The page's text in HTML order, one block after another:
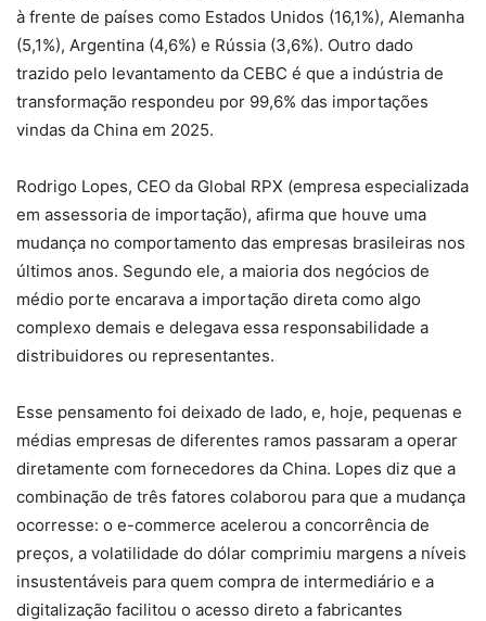
à frente de países como Estados Unidos (16,1%), Alemanha
(5,1%), Argentina (4,6%) e Rússia (3,6%). Outro dado
trazido pelo levantamento da CEBC é que a indústria de
transformação respondeu por 99,6% das importações
vindas da China em 2025.
Rodrigo Lopes, CEO da Global RPX (empresa especializada
em assessoria de importação), afirma que houve uma
mudança no comportamento das empresas brasileiras nos
últimos anos. Segundo ele, a maioria dos negócios de
médio porte encarava a importação direta como algo
complexo demais e delegava essa responsabilidade a
distribuidores ou representantes.
Esse pensamento foi deixado de lado, e, hoje, pequenas e
médias empresas de diferentes ramos passaram a operar
diretamente com fornecedores da China. Lopes diz que a
combinação de três fatores colaborou para que a mudança
ocorresse: o e-commerce acelerou a concorrência de
preços, a volatilidade do dólar comprimiu margens a níveis
insustentáveis para quem compra de intermediário e a
digitalização facilitou o acesso direto a fabricantes